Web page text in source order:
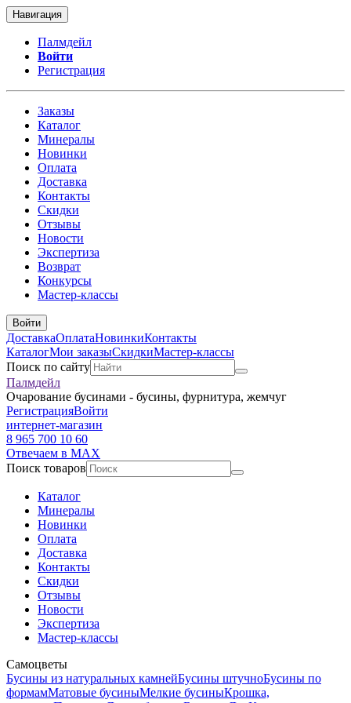
Навигация
Палмдейл
Войти
Регистрация
Заказы
Каталог
Минералы
Новинки
Оплата
Доставка
Контакты
Скидки
Отзывы
Новости
Экспертиза
Возврат
Конкурсы
Мастер-классы
Войти
ДоставкаОплатаНовинкиКонтакты
КаталогМои заказыСкидкиМастер-классы
Поиск по сайту
Палмдейл
Очарование бусинами - бусины, фурнитура, жемчуг
РегистрацияВойти
интернет-магазин
8 965 700 10 60
Отвечаем в MAX
Поиск товаров
Каталог
Минералы
Новинки
Оплата
Доставка
Контакты
Скидки
Отзывы
Новости
Экспертиза
Мастер-классы
Самоцветы
Бусины из натуральных камнейБусины штучноБусины по
формамМатовые бусиныМелкие бусиныКрошка,